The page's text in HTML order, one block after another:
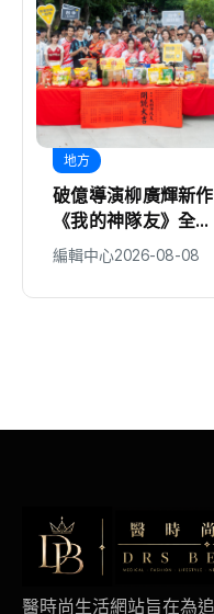
地方
破億導演柳廣輝新作
《我的神隊友》全片
台中拍攝 新生代偶
像集結打造熱血奇幻
足球喜劇
編輯中心2026-08-08
醫時尚生活網站旨在為